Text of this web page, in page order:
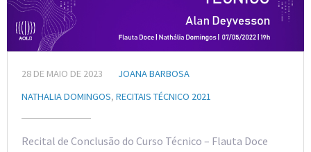
28 DE MAIO DE 2023
JOANA BARBOSA
NATHALIA DOMINGOS, RECITAIS TÉCNICO 2021
Recital de Conclusão do Curso Técnico – Flauta Doce